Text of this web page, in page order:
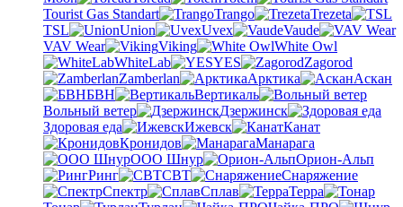
Tourist Gas Standart
Trango
Trezeta
TSL
Union Uvex
Vaude
VAV Wear
Viking
White Owl
WhiteLab
YES
Zagorod
Zamberlan
Арктика
Аскан
БВН
Вертикаль
Вольный ветер
Дзержинск
Здоровая еда
Ижевск
Канат
Кронидов
Манарага
ООО Шнур
Орион-Альп
Ринг
СВТ
Снаряжение
Спектр
Сплав
Терра